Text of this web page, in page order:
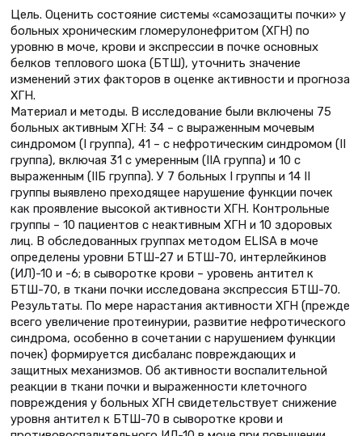
Цель. Оценить состояние системы «самозащиты почки» у
больных хроническим гломерулонефритом (ХГН) по
уровню в моче, крови и экспрессии в почке основных
белков теплового шока (БТШ), уточнить значение
изменений этих факторов в оценке активности и прогноза
ХГН.
Материал и методы. В исследование были включены 75
больных активным ХГН: 34 – с выраженным мочевым
синдромом (I группа), 41 – с нефротическим синдромом (II
группа), включая 31 с умеренным (IIA группа) и 10 с
выраженным (IIБ группа). У 7 больных I группы и 14 II
группы выявлено преходящее нарушение функции почек
как проявление высокой активности ХГН. Контрольные
группы – 10 пациентов с неактивным ХГН и 10 здоровых
лиц. В обследованных группах методом ELISA в моче
определены уровни БТШ-27 и БТШ-70, интерлейкинов
(ИЛ)-10 и -6; в сыворотке крови – уровень антител к
БТШ-70, в ткани почки исследована экспрессия БТШ-70.
Результаты. По мере нарастания активности ХГН (прежде
всего увеличение протеинурии, развитие нефротического
синдрома, особенно в сочетании с нарушением функции
почек) формируется дисбаланс повреждающих и
защитных механизмов. Об активности воспалительной
реакции в ткани почки и выраженности клеточного
повреждения у больных ХГН свидетельствует снижение
уровня антител к БТШ-70 в сыворотке крови и